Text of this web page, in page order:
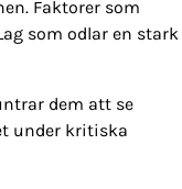
Faktorer som
som odlar en stark
dem att se
under kritiska